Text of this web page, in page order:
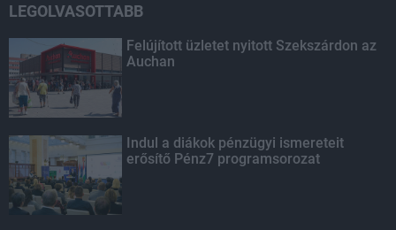
LEGOLVASOTTABB
Felújított üzletet nyitott Szekszárdon az
Auchan
Indul a diákok pénzügyi ismereteit
erősítő Pénz7 programsorozat